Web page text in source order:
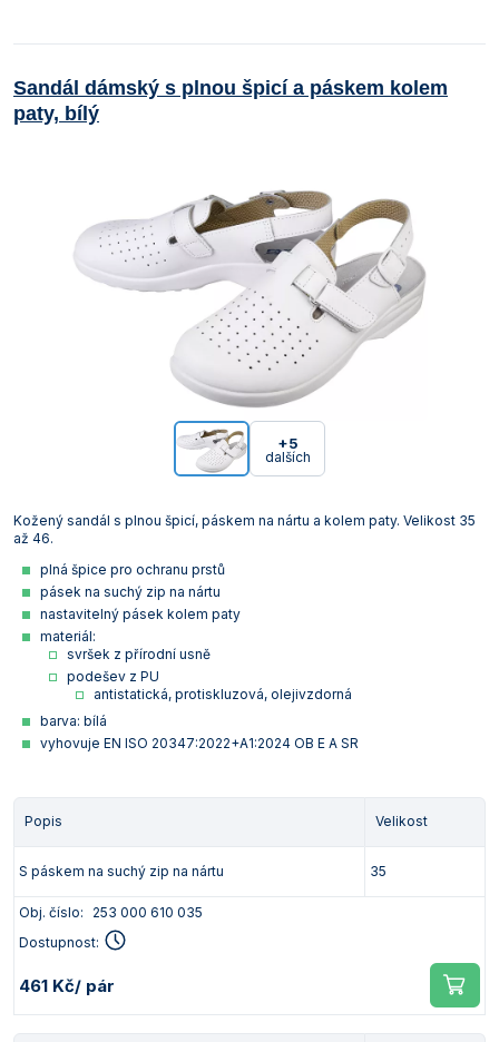
Sandál dámský s plnou špicí a páskem kolem
paty, bílý
+5
dalších
Kožený sandál s plnou špicí, páskem na nártu a kolem paty. Velikost 35
až 46.
plná špice pro ochranu prstů
pásek na suchý zip na nártu
nastavitelný pásek kolem paty
materiál:
svršek z přírodní usně
podešev z PU
antistatická, protiskluzová, olejivzdorná
barva: bílá
vyhovuje EN ISO 20347:2022+A1:2024 OB E A SR
Popis Velikost
S páskem na suchý zip na nártu 35
Obj. číslo:
253 000 610 035
Dostupnost:
461 Kč/ pár